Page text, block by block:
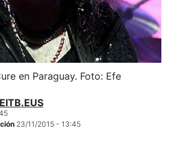
en Paraguay. Foto: Efe
23/11/2015 - 13:45